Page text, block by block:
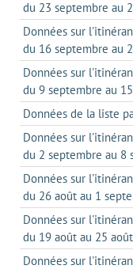
du 23 septembre au
Données sur
du 16 septembre au
Données sur
du 9 septembre au
Données de la liste
Données sur
du 2 septembre au 8
Données sur
du 26 août au 1
Données sur
du 19 août au 25 août
Données sur